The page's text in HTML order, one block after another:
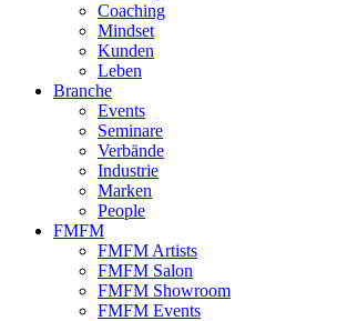
Coaching
Mindset
Kunden
Leben
Branche
Events
Seminare
Verbände
Industrie
Marken
People
FMFM
FMFM Artists
FMFM Salon
FMFM Showroom
FMFM Events